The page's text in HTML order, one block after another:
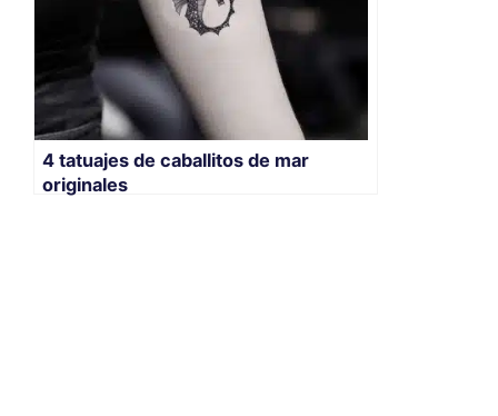
4 tatuajes de caballitos de mar
originales